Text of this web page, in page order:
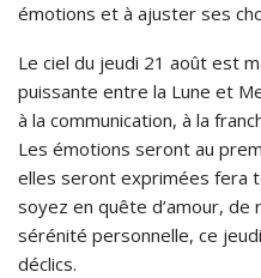
émotions et à ajuster ses
Le ciel du jeudi 21 août est
puissante entre la Lune et
à la communication, à la
Les émotions seront au
elles seront exprimées fera
soyez en quête d’amour,
sérénité personnelle, ce
déclics.